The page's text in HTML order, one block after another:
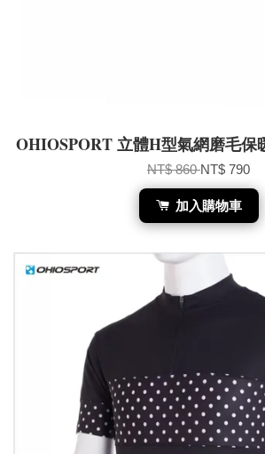
OHIOSPORT 立體H型氣網磨毛保
NT$ 860NT$ 790
加入購物車